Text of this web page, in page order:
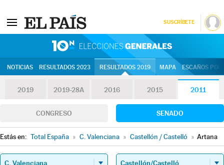
SUSCRÍBETE
NOTICIAS RESULTADOS 2023 RESULTADOS 2019 MAPA ESCAÑOS
2019 2019-28A 2016 2015 2011
CONGRESO SENADO
Estás en: Total España » C. Valenciana » Castellón / Castelló » Artana